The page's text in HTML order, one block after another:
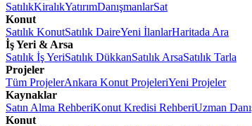
SatılıkKiralıkYatırımDanışmanlarSat
Konut
Satılık KonutSatılık DaireYeni İlanlarHaritada Ara
İş Yeri & Arsa
Satılık İş YeriSatılık DükkanSatılık ArsaSatılık Tarla
Projeler
Tüm ProjelerAnkara Konut ProjeleriYeni Projeler
Kaynaklar
Satın Alma RehberiKonut Kredisi RehberiUzman
Konut